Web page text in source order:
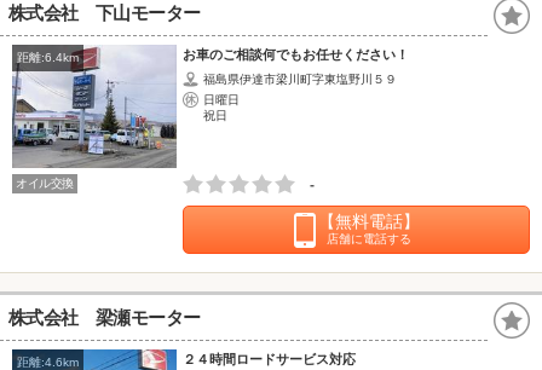
株式会社 下山モーター
距離:6.4km お車のご相談何でもお任せください！
福島県伊達市梁川町字東塩野川５９
日曜日
祝日
オイル交換 -
【無料電話】
店舗に電話する
株式会社 梁瀬モーター
距離:4.6km ２４時間ロードサービス対応